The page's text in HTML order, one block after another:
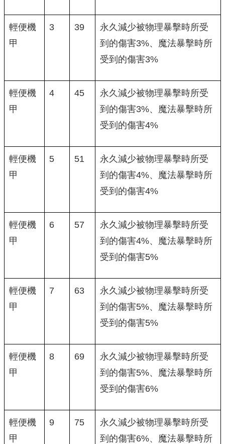
輕便機
甲
3 39
永久減少被物理暴擊時所受
到的傷害3%、魔法暴擊時所
受到的傷害3%
輕便機
甲
4 45
永久減少被物理暴擊時所受
到的傷害3%、魔法暴擊時所
受到的傷害4%
輕便機
甲
5 51
永久減少被物理暴擊時所受
到的傷害4%、魔法暴擊時所
受到的傷害4%
輕便機
甲
6 57
永久減少被物理暴擊時所受
到的傷害4%、魔法暴擊時所
受到的傷害5%
輕便機
甲
7 63
永久減少被物理暴擊時所受
到的傷害5%、魔法暴擊時所
受到的傷害5%
輕便機
甲
8 69
永久減少被物理暴擊時所受
到的傷害5%、魔法暴擊時所
受到的傷害6%
輕便機
甲
9 75
永久減少被物理暴擊時所受
到的傷害6%、魔法暴擊時所